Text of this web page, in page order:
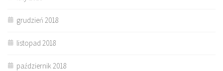
grudzień 2018
listopad 2018
październik 2018